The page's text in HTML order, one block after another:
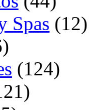
Spas (12)
(124)